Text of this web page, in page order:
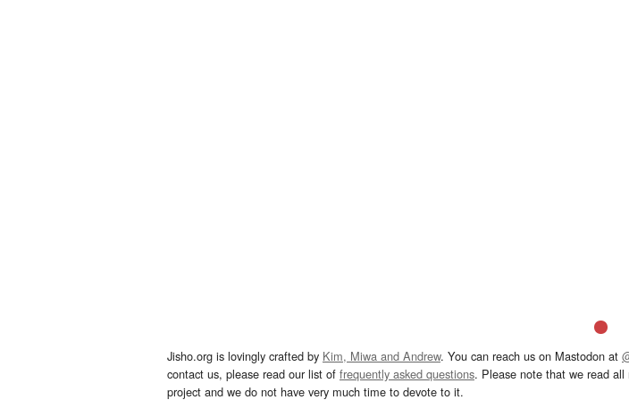
Jisho.org is lovingly crafted by Kim, Miwa and Andrew. You can reach us on Mastodon at
contact us, please read our list of frequently asked questions. Please note that we read
project and we do not have very much time to devote to it.